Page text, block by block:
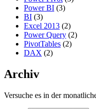
Power BI (3)
BI (3)
Excel 2013 (2)
Power Query (2)
PivotTables (2)
DAX (2)
Archiv
Versuche es in der